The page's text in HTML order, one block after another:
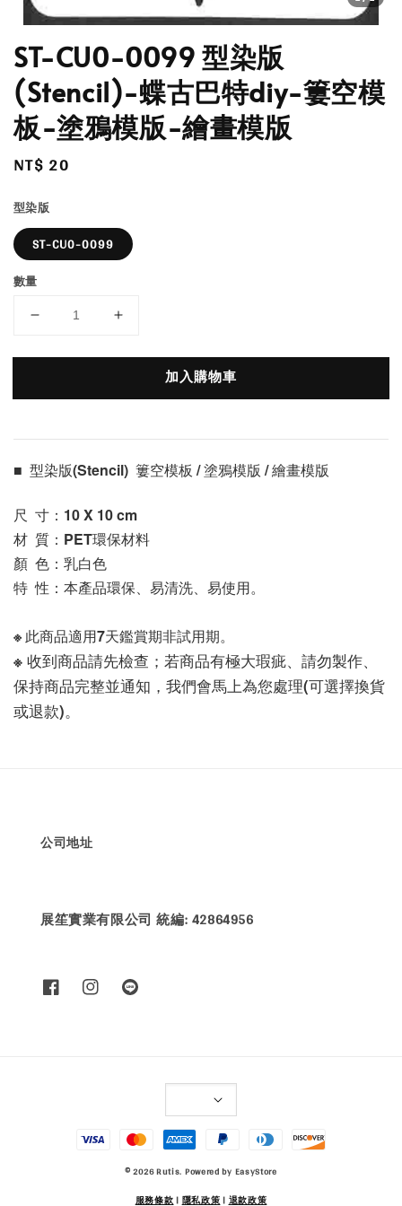
ST-CU0-0099 型染版
(Stencil)-蝶古巴特diy-簍空模
板-塗鴉模版-繪畫模版
Regular
NT$ 20
型染版
ST-CU0-0099
數量
加入購物車
■  型染版(Stencil)  簍空模板 / 塗鴉模版 / 繪畫模版
尺  寸：10 X 10 cm
材  質：PET環保材料
顏  色：乳白色
特  性：本產品環保、易清洗、易使用。
※ 此商品適用7天鑑賞期非試用期。
※ 收到商品請先檢查；若商品有極大瑕疵、請勿製作、
保持商品完整並通知，我們會馬上為您處理(可選擇換貨
或退款)。
公司地址
展笙實業有限公司 統編: 42864956
© 2026 Rutis. Powered by EasyStore
服務條款| 隱私政策| 退款政策